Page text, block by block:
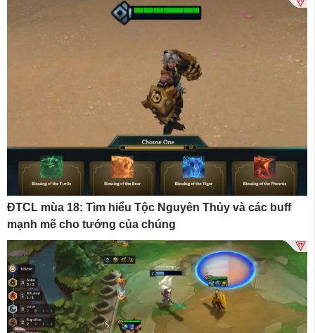
ĐTCL mùa 18: Tìm hiểu Tộc Nguyên Thủy và các buff
mạnh mẽ cho tướng của chúng